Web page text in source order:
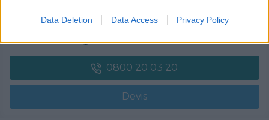
Data Deletion Data Access Privacy Policy
0800 20 03 20
Devis